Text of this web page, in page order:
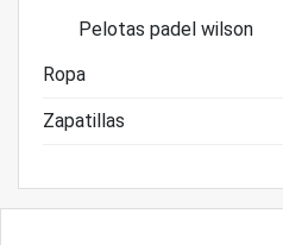
Pelotas padel wilson
Ropa
Zapatillas